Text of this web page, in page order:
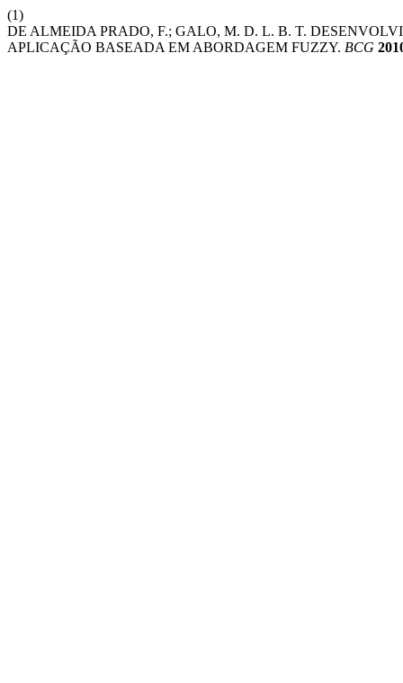
(1)
DE ALMEIDA PRADO, F.; GALO, M. D. L. B. T.
APLICAÇÃO BASEADA EM ABORDAGEM FUZZY. BCG